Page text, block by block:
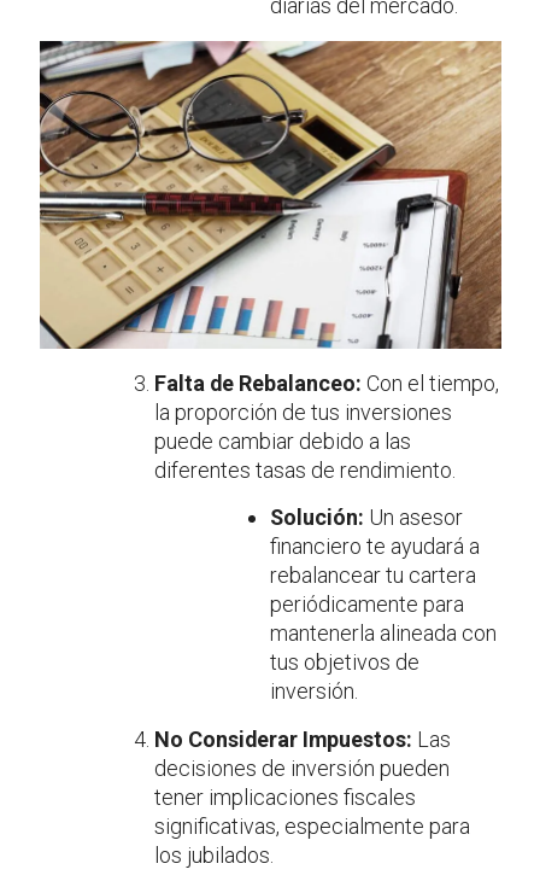
diarias del mercado.
Falta de Rebalanceo: Con el tiempo,
la proporción de tus inversiones
puede cambiar debido a las
diferentes tasas de rendimiento.
Solución: Un asesor
financiero te ayudará a
rebalancear tu cartera
periódicamente para
mantenerla alineada con
tus objetivos de
inversión.
No Considerar Impuestos: Las
decisiones de inversión pueden
tener implicaciones fiscales
significativas, especialmente para
los jubilados.